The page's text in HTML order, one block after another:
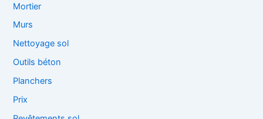
Mortier
Murs
Nettoyage sol
Outils béton
Planchers
Prix